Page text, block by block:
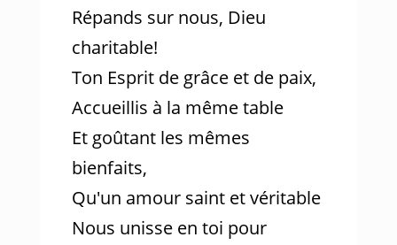
Répands sur nous, Dieu
charitable!
Ton Esprit de grâce et de paix,
Accueillis à la même table
Et goûtant les mêmes
bienfaits,
Qu'un amour saint et véritable
Nous unisse en toi pour